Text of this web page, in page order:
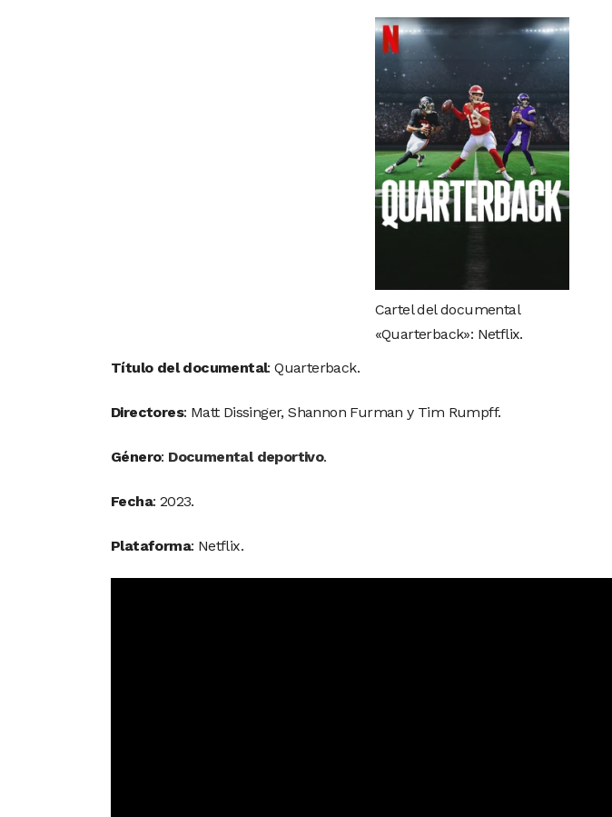
Cartel del documental
«Quarterback»: Netflix.
Título del documental: Quarterback.
Directores: Matt Dissinger, Shannon Furman y Tim Rumpff.
Género: Documental deportivo.
Fecha: 2023.
Plataforma: Netflix.